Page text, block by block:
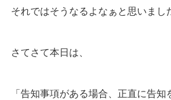
それではそうなるよなぁと思いまし
さてさて本日は、
「告知事項がある場合、正直に告知